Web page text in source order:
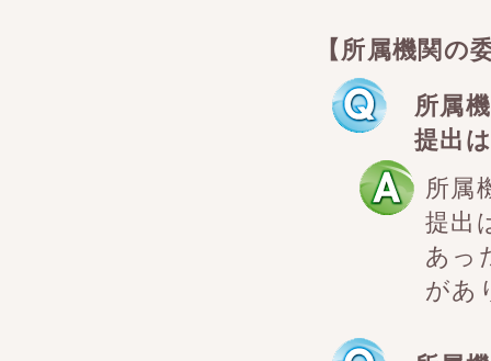
【所属機関の
所属
提出
所属
提出
あっ
があ